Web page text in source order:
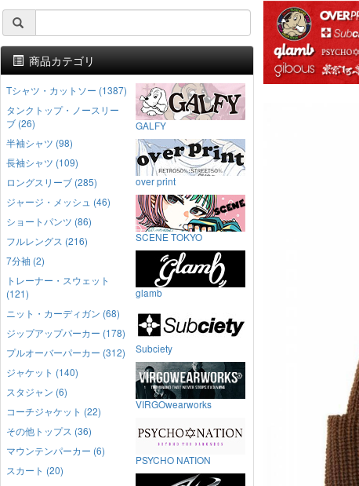
商品カテゴリ
Tシャツ・カットソー (1387)
タンクトップ・ノースリー
ブ (26)
半袖シャツ (98)
長袖シャツ (109)
ロングスリーブ (285)
ジャージ・メッシュ (46)
ショートパンツ (86)
フルレングス (216)
7分袖 (2)
トレーナー・スウェット
(121)
ニット・カーディガン (68)
ジップアップパーカー (178)
プルオーバーパーカー (312)
ジャケット (140)
スタジャン (6)
コーチジャケット (22)
その他トップス (36)
マウンテンパーカー (6)
スカート (20)
GALFY
over print
SCENE TOKYO
glamb
Subciety
VIRGOwearworks
PSYCHO NATION